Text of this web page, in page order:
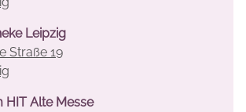
Leipzig
Straße 19
HIT Alte Messe